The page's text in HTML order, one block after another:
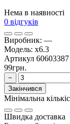
Нема в наявності
0 відгуків
Виробник: —
Модель: x6.3
Артикул 60603387
99грн.
−
Закінчився
Мінімальна
Швидка доставка